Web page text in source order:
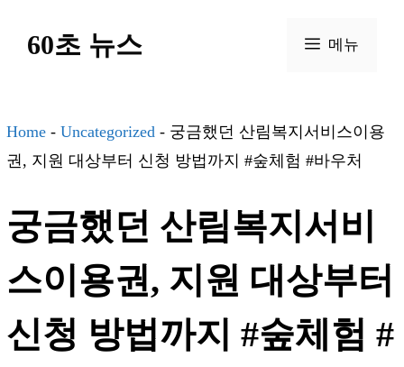
건
너
기
60초 뉴스 메뉴
Home - Uncategorized - 궁금했던 산림복지서비스이용
권, 지원 대상부터 신청 방법까지 #숲체험 #바우처
궁금했던 산림복지서비
스이용권, 지원 대상부터
신청 방법까지 #숲체험 #